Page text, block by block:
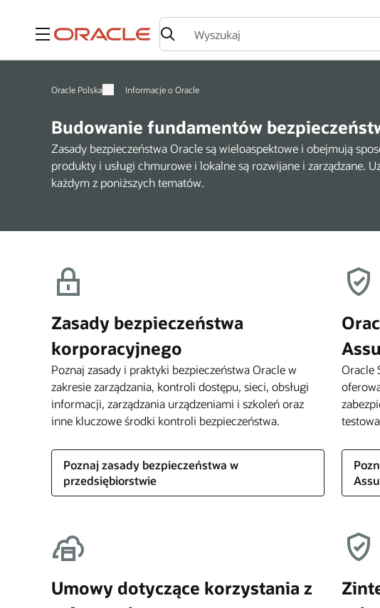
Menu
Oracle Polska Informacje o Oracle
Budowanie fundamentów
Zasady bezpieczeństwa Oracle są wieloaspektowe i obejmują
produkty i usługi chmurowe i lokalne są rozwijane i zarządzane.
każdym z poniższych tematów.
Zasady bezpieczeństwa
korporacyjnego
Poznaj zasady i praktyki bezpieczeństwa Oracle w
zakresie zarządzania, kontroli dostępu, sieci, obsługi
informacji, zarządzania urządzeniami i szkoleń oraz
inne kluczowe środki kontroli bezpieczeństwa.
Poznaj zasady bezpieczeństwa w
przedsiębiorstwie
Oracle
Umowy dotyczące korzystania z